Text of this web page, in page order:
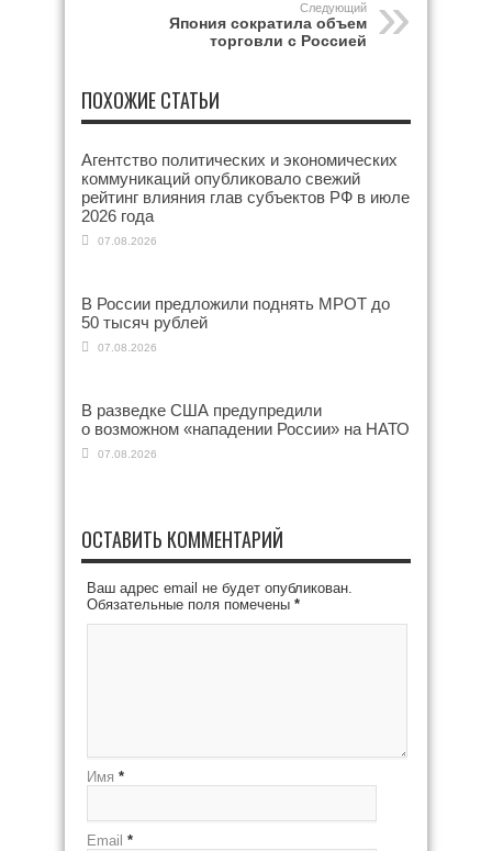
Следующий
Япония сократила объем
торговли с Россией
ПОХОЖИЕ СТАТЬИ
Агентство политических и экономических
коммуникаций опубликовало свежий
рейтинг влияния глав субъектов РФ в июле
2026 года
07.08.2026
В России предложили поднять МРОТ до
50 тысяч рублей
07.08.2026
В разведке США предупредили
о возможном «нападении России» на НАТО
07.08.2026
ОСТАВИТЬ КОММЕНТАРИЙ
Ваш адрес email не будет опубликован.
Обязательные поля помечены *
Имя *
Email *